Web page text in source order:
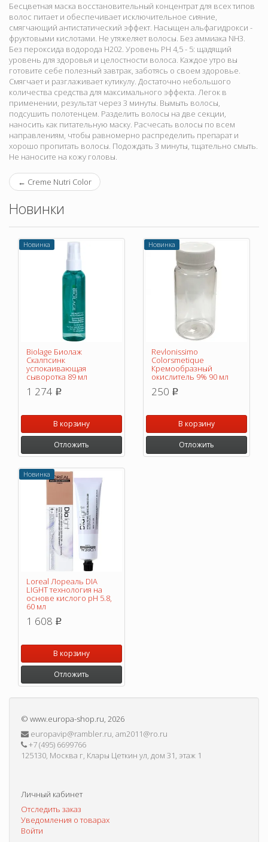
Бесцветная маска восстановительный концентрат для всех типов
волос питает и обеспечивает исключительное сияние,
смягчающий антистатический эффект. Насыщен альфагидрокси -
фруктовыми кислотами. Не утяжеляет волосы. Без аммиака NH3.
Без пероксида водорода H202. Уровень PH 4,5 - 5: щадящий
уровень для здоровья и целостности волоса. Каждое утро вы
готовите себе полезный завтрак, заботясь о своем здоровье.
Смягчает и разглаживает кутикулу. Достаточно небольшого
количества средства для максимального эффекта. Легок в
применении, результат через 3 минуты. Вымыть волосы,
подсушить полотенцем. Разделить волосы на две секции,
наносить как питательную маску. Расчесать волосы по всем
направлениям, чтобы равномерно распределить препарат и
хорошо пропитать волосы. Подождать 3 минуты, тщательно смыть.
Не наносите на кожу головы.
← Creme Nutri Color
Новинки
Новинка
Biolage Биолаж
Скалпсинк
успокаивающая
сыворотка 89 мл
1 274 p
В корзину
Отложить
Новинка
Revlonissimo
Colorsmetique
Кремообразный
окислитель 9% 90 мл
250 p
В корзину
Отложить
Новинка
Loreal Лореаль DIA
LIGHT технология на
основе кислого pH 5.8,
60 мл
1 608 p
В корзину
Отложить
© www.europa-shop.ru, 2026
europavip@rambler.ru, am2011@ro.ru
+7 (495) 6699766
125130, Москва г, Клары Цеткин ул, дом 31, этаж 1
Личный кабинет
Отследить заказ
Уведомления о товарах
Войти